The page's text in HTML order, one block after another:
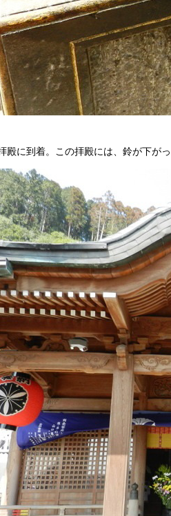
殿に到着。この拝殿には、鈴が下が